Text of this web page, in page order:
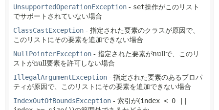
UnsupportedOperationException - set操作がこのリスト
でサポートされていない場合
ClassCastException - 指定された要素のクラスが原因で、
このリストにその要素を追加できない場合
NullPointerException - 指定された要素がnullで、このリ
ストがnull要素を許可しない場合
IllegalArgumentException - 指定された要素のあるプロパ
ティが原因で、このリストにその要素を追加できない場合
IndexOutOfBoundsException - 索引が(index < 0 ||